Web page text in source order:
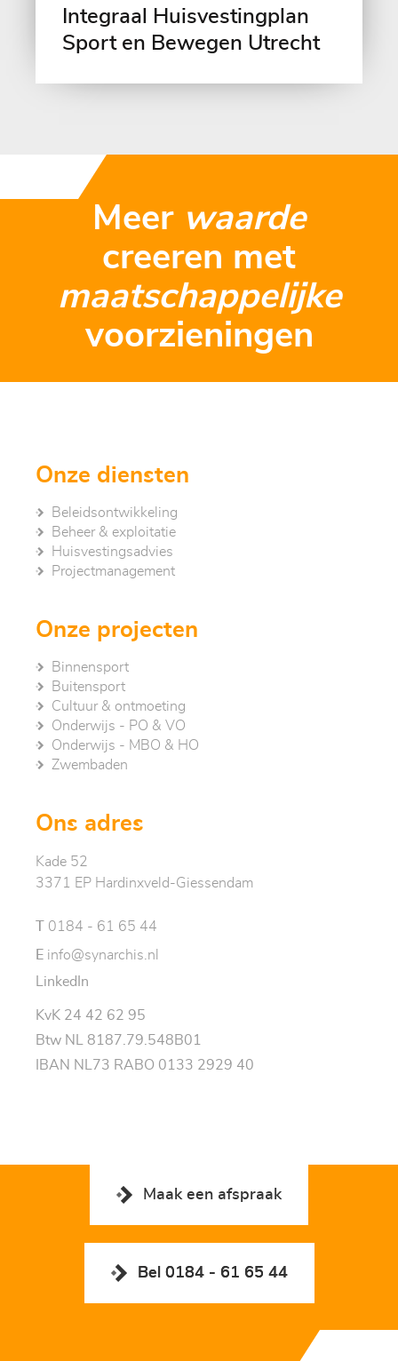
Integraal Huisvestingplan
Sport en Bewegen Utrecht
Meer waarde
creeren met
maatschappelijke
voorzieningen
Onze diensten
Beleidsontwikkeling
Beheer & exploitatie
Huisvestingsadvies
Project­management
Onze projecten
Binnensport
Buitensport
Cultuur & ontmoeting
Onderwijs - PO & VO
Onderwijs - MBO & HO
Zwembaden
Ons adres
Kade 52
3371 EP Hardinxveld-Giessendam
T 0184 - 61 65 44
E info@synarchis.nl
LinkedIn
KvK 24 42 62 95
Btw NL 8187.79.548B01
IBAN NL73 RABO 0133 2929 40
Maak een afspraak
Bel 0184 - 61 65 44